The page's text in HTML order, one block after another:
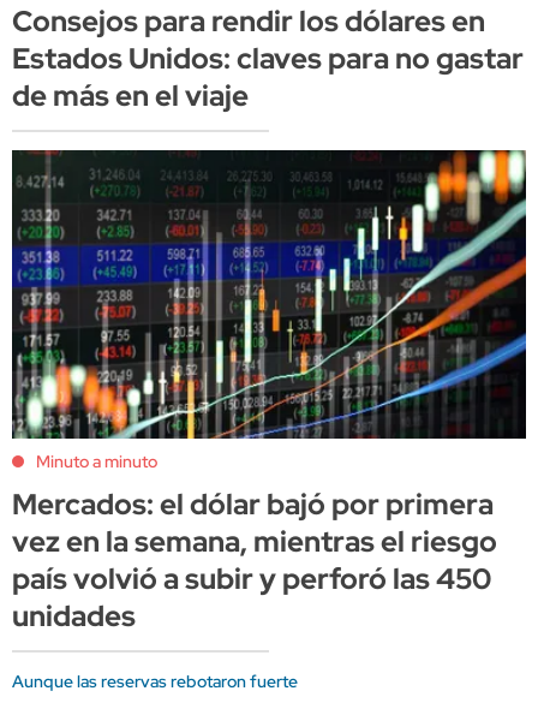
Consejos para rendir los dólares en
Estados Unidos: claves para no gastar
de más en el viaje
Minuto a minuto
Mercados: el dólar bajó por primera
vez en la semana, mientras el riesgo
país volvió a subir y perforó las 450
unidades
Aunque las reservas rebotaron fuerte